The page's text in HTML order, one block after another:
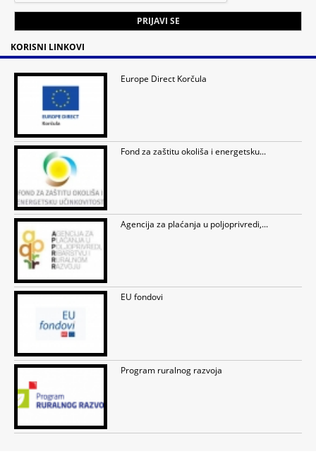
KORISNI LINKOVI
Europe Direct Korčula
Fond za zaštitu okoliša i energetsku...
Agencija za plaćanja u poljoprivredi,...
EU fondovi
Program ruralnog razvoja